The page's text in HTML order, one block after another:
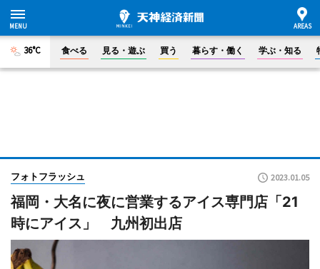
36°C 食べる 見る・遊ぶ 買う 暮らす・働く 学ぶ・知る
フォトフラッシュ 2023.01.05
福岡・大名に夜に営業するアイス専門店「21
時にアイス」 九州初出店